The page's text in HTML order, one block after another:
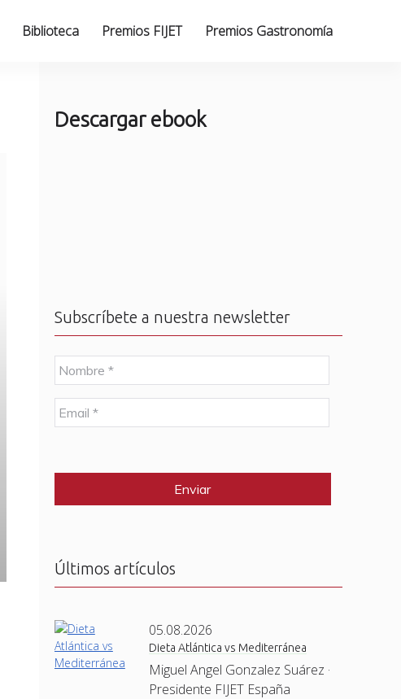
Biblioteca Premios FIJET Premios Gastronomía
Descargar ebook
Subscríbete a nuestra newsletter
N
o
m
b
r
E
m
l
Últimos artículos
05.08.2026
Dieta Atlántica vs Mediterránea
Miguel Angel Gonzalez Suárez ·
Presidente FIJET España